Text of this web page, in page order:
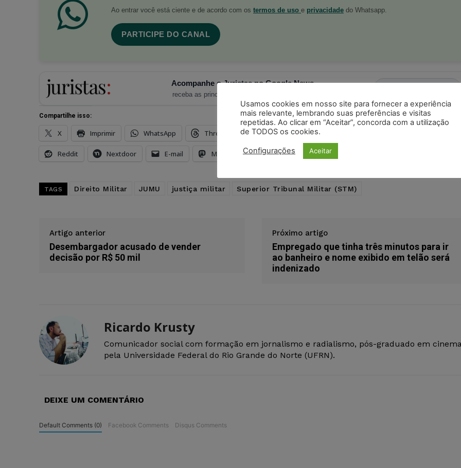
Ao entrar você está ciente e de acordo com os termos de uso e privacidade do Whatsapp.
PARTICIPE DO CANAL
Acompanhe o Juristas no Google News
receba as principais notícias jurídicas do Brasil
Compartilhe isso:
X Imprimir WhatsApp Threads Facebook Telegram
Reddit Nextdoor E-mail Mastodon LinkedIn
TAGS Direito Militar JUMU justiça militar Superior Tribunal Militar (STM)
Artigo anterior
Desembargador acusado de vender
decisão por R$ 50 mil
Próximo artigo
Empregado que tinha três minutos para ir
ao banheiro e nome exibido em telão será
indenizado
Ricardo Krusty
Comunicador social com formação em jornalismo e radialismo, pós-graduado em
pela Universidade Federal do Rio Grande do Norte (UFRN).
DEIXE UM COMENTÁRIO
Default Comments (0) Facebook Comments Disqus Comments
Usamos cookies em nosso site para fornecer a experiência
mais relevante, lembrando suas preferências e visitas
repetidas. Ao clicar em “Aceitar”, concorda com a utilização
de TODOS os cookies.
Configurações Aceitar